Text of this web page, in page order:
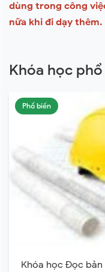
dùng trong công
nữa khi đi dạy thêm.
Khóa học
Phổ biến
Khóa học Đọc